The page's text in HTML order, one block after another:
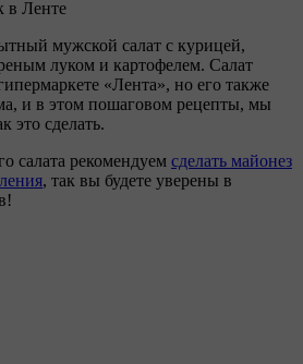
мужской салат с курицей,
луком и картофелем. Салат
«Лента», но его также
и в этом пошаговом рецепты, мы
это сделать.
салата рекомендуем сделать майонез
, так вы будете уверены в